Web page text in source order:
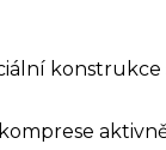
konstrukce